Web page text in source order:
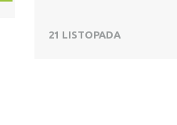
21 LISTOPADA